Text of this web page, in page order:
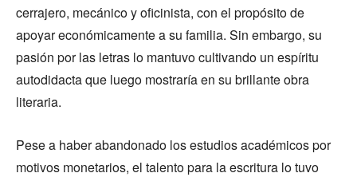
cerrajero, mecánico y oficinista, con el propósito de
apoyar económicamente a su familia. Sin embargo, su
pasión por las letras lo mantuvo cultivando un espíritu
autodidacta que luego mostraría en su brillante obra
literaria.
Pese a haber abandonado los estudios académicos por
motivos monetarios, el talento para la escritura lo tuvo